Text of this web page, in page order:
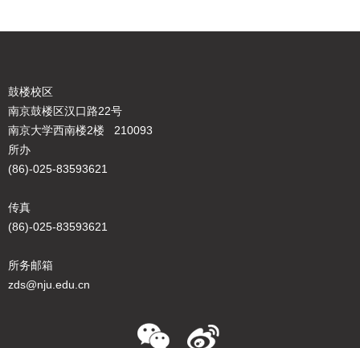
鼓楼校区
南京鼓楼区汉口路22号
南京大学西南楼2楼 210093
所办
(86)-025-83593621
传真
(86)-025-83593621
所务邮箱
zds@nju.edu.cn